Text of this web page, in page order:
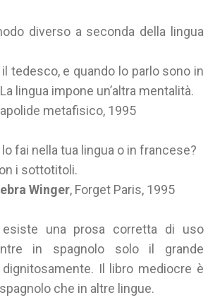
diverso a seconda della lingua
tedesco, e quando lo parlo sono in
lingua impone un’altra mentalità.
apolide metafisico, 1995
fai nella tua lingua o in francese?
i sottotitoli.
Winger, Forget Paris, 1995
una prosa corretta di uso
in spagnolo solo il grande
Il libro mediocre è
che in altre lingue.